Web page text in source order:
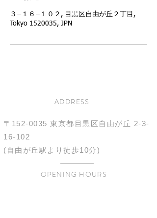
３−１６−１０２, 目黒区自由が丘２丁目,
Tokyo 1520035, JPN
ADDRESS
〒152-0035 東京都目黒区自由が丘 2-3-
16-102
(自由が丘駅より徒歩10分)
OPENING HOURS